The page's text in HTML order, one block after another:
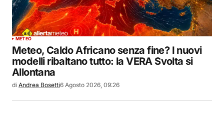
METEO
Meteo, Caldo Africano senza fine? I nuovi
modelli ribaltano tutto: la VERA Svolta si
Allontana
di Andrea Bosetti6 Agosto 2026, 09:26